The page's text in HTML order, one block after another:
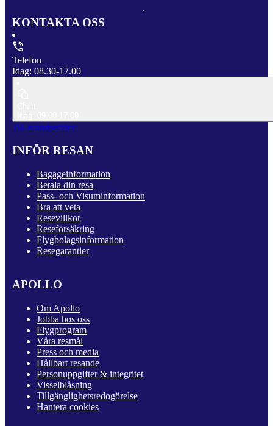
KONTAKTA OSS
Telefon
Idag: 08.30-17.00
Till Kundservice
INFÖR RESAN
Bagageinformation
Betala din resa
Pass- och Visuminformation
Bra att veta
Resevillkor
Reseförsäkring
Flygbolagsinformation
Resegarantier
APOLLO
Om Apollo
Jobba hos oss
Flygprogram
Våra resmål
Press och media
Hållbart resande
Personuppgifter & integritet
Visselblåsning
Tillgänglighetsredogörelse
Hantera cookies